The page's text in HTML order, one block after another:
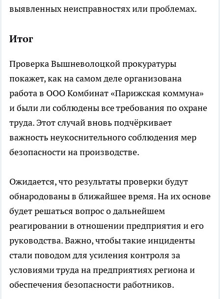
выявленных неисправностях или проблемах.
Итог
Проверка Вышневолоцкой прокуратуры
покажет, как на самом деле организована
работа в ООО Комбинат «Парижская коммуна»
и были ли соблюдены все требования по охране
труда. Этот случай вновь подчёркивает
важность неукоснительного соблюдения мер
безопасности на производстве.
Ожидается, что результаты проверки будут
обнародованы в ближайшее время. На их основе
будет решаться вопрос о дальнейшем
реагировании в отношении предприятия и его
руководства. Важно, чтобы такие инциденты
стали поводом для усиления контроля за
условиями труда на предприятиях региона и
обеспечения безопасности работников.